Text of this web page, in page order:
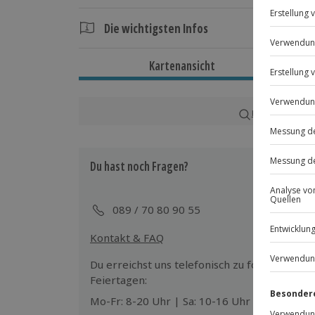
Die wichtigsten Infos
Ca. 2 Stunden
Von März bis April zu bestimmten
Teilnahmebedingungen
Teilnahme für Personen mit
Ausrüstung & Kleidung
Mitzubringen: Dem Anlass
Teilnehmer
Kartenansicht
Karte in
Du hast noch Fragen?
089 / 70 80 90 55
Kontakt & FAQ
Du erreichst uns telefonisch zu folgenden
Feiertagen:
Mo-Fr: 8-20 Uhr | Sa: 10-16 Uhr